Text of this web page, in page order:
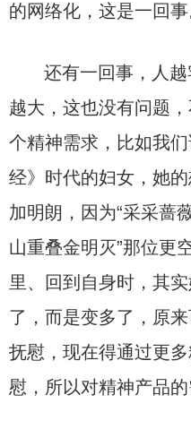
的网络化，这是一回事
还有一回事，人
越大，这也没有问题
个精神需求，比如我
经》时代的妇女，她
加明朗，因为“采采蔷
山重叠金明灭”那位更
里、回到自身时，其
了，而是变多了，原
抚慰，现在得通过更
慰，所以对精神产品